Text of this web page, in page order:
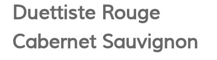
Duettiste Rouge
Cabernet Sauvignon